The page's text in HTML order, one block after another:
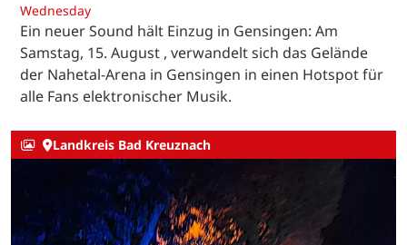
Wednesday
Ein neuer Sound hält Einzug in Gensingen: Am
Samstag, 15. August , verwandelt sich das Gelände
der Nahetal-Arena in Gensingen in einen Hotspot für
alle Fans elektronischer Musik.
Landkreis Bad Kreuznach